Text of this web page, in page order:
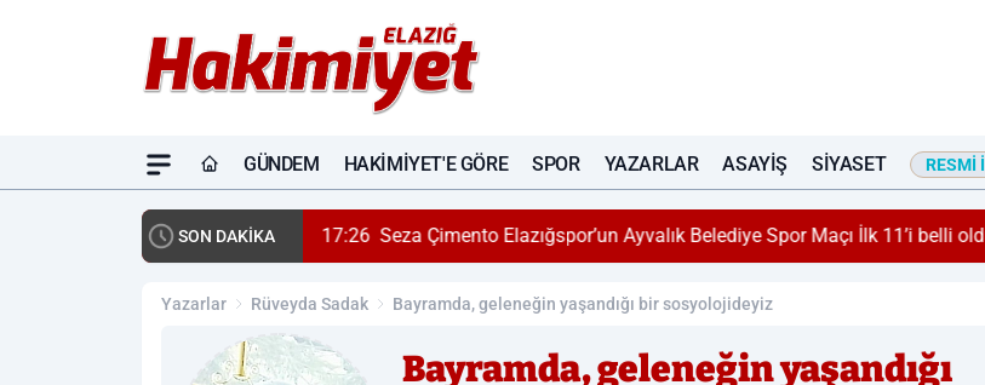
GÜNDEM HAKIMIYET'E GÖRE SPOR YAZARLAR ASAYIŞ SIYASET RESMI
SON DAKİKA 17:26 Seza Çimento Elazığspor’un Ayvalık Belediye Spor Maçı İlk 11’i belli
Yazarlar Rüveyda Sadak Bayramda, geleneğin yaşandığı bir sosyolojideyiz
Bayramda, geleneğin yaşandığı